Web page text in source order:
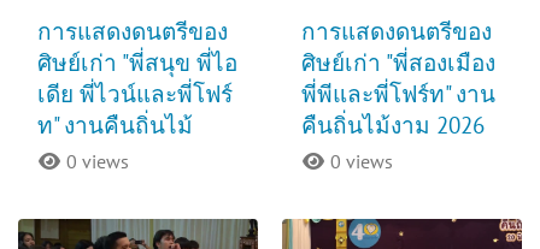
การแสดงดนตรีของ
ศิษย์เก่า "พี่สนุข พี่ไอ
เดีย พี่ไวน์และพี่โฟร์
ท" งานคืนถิ่นไม้
0 views
การแสดงดนตรีของ
ศิษย์เก่า "พี่สองเมือง
พี่พีและพี่โฟร์ท" งาน
คืนถิ่นไม้งาม 2026
0 views